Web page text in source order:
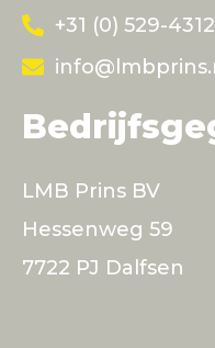
+31 (0) 529-
LMB Prins BV
Hessenweg 59
7722 PJ Dalfsen